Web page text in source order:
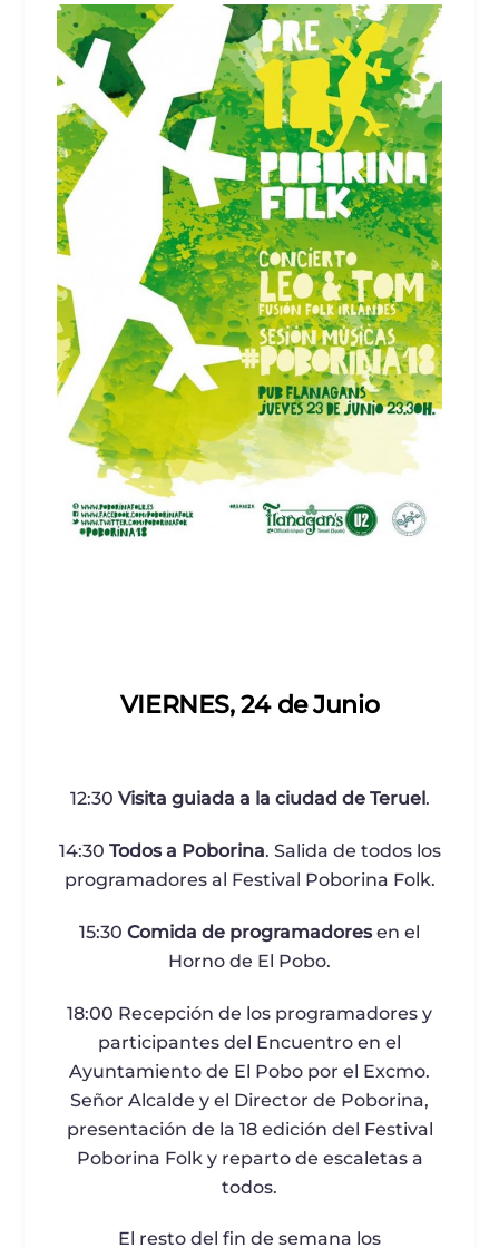
VIERNES, 24 de Junio
12:30 Visita guiada a la ciudad de Teruel .
14:30 Todos a Poborina. Salida de todos los
programadores al Festival Poborina Folk.
15:30 Comida de programadoresen el
Horno de El Pobo.
18:00 Recepción de los programadores y
participantes del Encuentro en el
Ayuntamiento de El Pobo por el Excmo.
Señor Alcalde y el Director de Poborina,
presentación de la 18 edición del Festival
Poborina Folk y reparto de escaletas a
todos.
El resto del fin de semana los